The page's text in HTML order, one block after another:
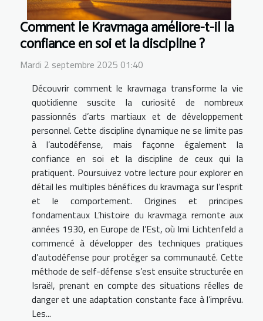
Comment le Kravmaga améliore-t-il la
confiance en soi et la discipline ?
Mardi 2 septembre 2025 01:40
Découvrir comment le kravmaga transforme la vie
quotidienne suscite la curiosité de nombreux
passionnés d’arts martiaux et de développement
personnel. Cette discipline dynamique ne se limite pas
à l’autodéfense, mais façonne également la
confiance en soi et la discipline de ceux qui la
pratiquent. Poursuivez votre lecture pour explorer en
détail les multiples bénéfices du kravmaga sur l’esprit
et le comportement. Origines et principes
fondamentaux L’histoire du kravmaga remonte aux
années 1930, en Europe de l’Est, où Imi Lichtenfeld a
commencé à développer des techniques pratiques
d’autodéfense pour protéger sa communauté. Cette
méthode de self-défense s’est ensuite structurée en
Israël, prenant en compte des situations réelles de
danger et une adaptation constante face à l’imprévu.
Les...